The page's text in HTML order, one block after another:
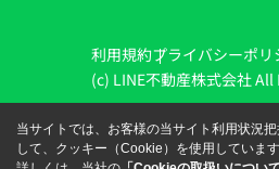
利用規約プライバシーポリ
(c) LINE不動産株式会社
当サイトでは、お客様の当サイト利用状況
して、クッキー（Cookie）を使用しています